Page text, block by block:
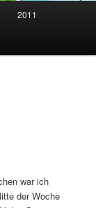
2011
war ich
der Woche